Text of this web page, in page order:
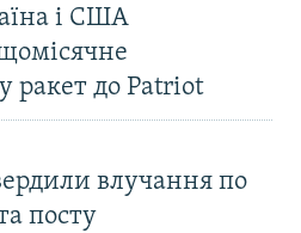
і США
ракет до Patriot
влучання по
посту